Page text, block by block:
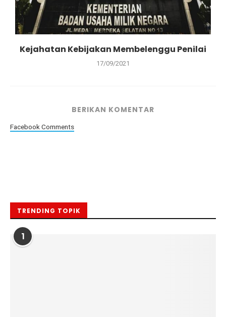
Kejahatan Kebijakan Membelenggu Penilai
17/09/2021
BERIKAN KOMENTAR
Facebook Comments
TRENDING TOPIK
1